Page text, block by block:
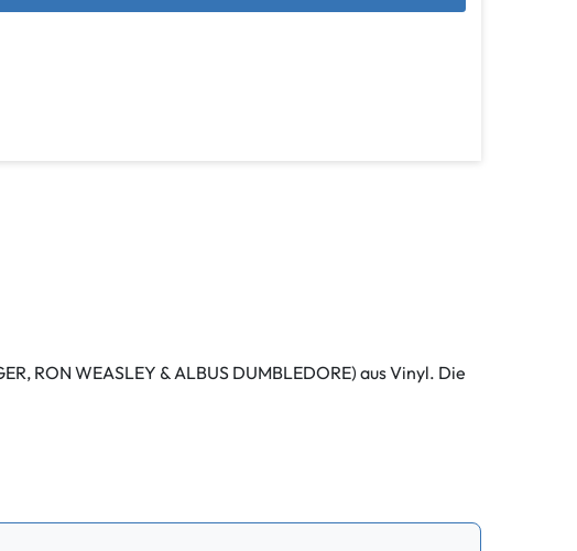
RON WEASLEY & ALBUS DUMBLEDORE) aus Vinyl. Die